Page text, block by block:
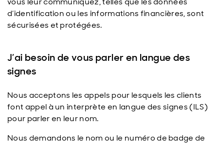
d’identification ou les informations financières, sont
sécurisées et protégées.
J’ai besoin de vous parler en langue des
signes
Nous acceptons les appels pour lesquels les clients
font appel à un interprète en langue des signes (ILS)
pour parler en leur nom.
Nous demandons le nom ou le numéro de badge de